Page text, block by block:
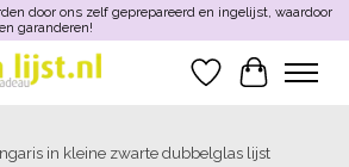
door ons zelf geprepareerd en ingelijst, waardoor
garanderen!
Verlanglijst
in kleine zwarte dubbelglas lijst